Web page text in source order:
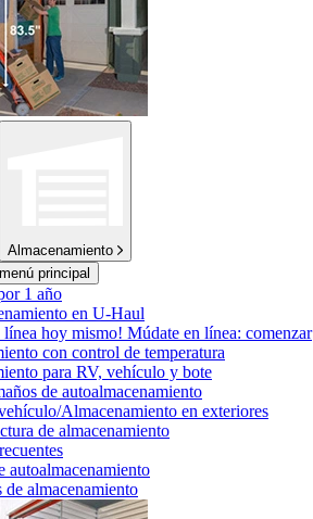
Almacenamiento
principal
1 año
en U-Haul
línea hoy mismo! Múdate en línea: comenzar
con control de temperatura
para RV, vehículo y bote
de autoalmacenamiento
Almacenamiento en exteriores
de almacenamiento
autoalmacenamiento
de almacenamiento